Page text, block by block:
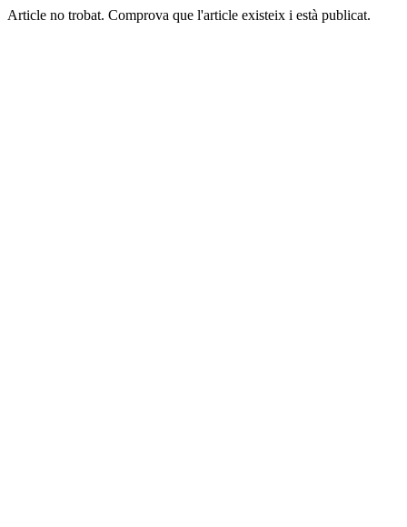
Article no trobat. Comprova que l'article existeix i està publicat.